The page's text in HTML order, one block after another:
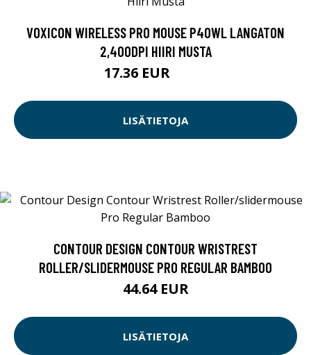
VOXICON WIRELESS PRO MOUSE P40WL LANGATON
2,400DPI HIIRI MUSTA
17.36 EUR
LISÄTIETOJA
CONTOUR DESIGN CONTOUR WRISTREST
ROLLER/SLIDERMOUSE PRO REGULAR BAMBOO
44.64 EUR
LISÄTIETOJA